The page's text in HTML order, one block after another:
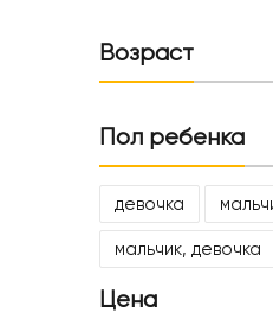
Возраст
Пол ребенка
девочка
мальчик, девочка
Цена